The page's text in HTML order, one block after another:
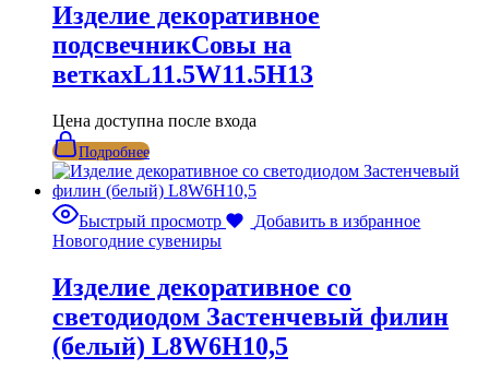
Изделие декоративное
подсвечникСовы на
веткахL11.5W11.5H13
Цена доступна после входа
Подробнее
Быстрый просмотр
Добавить в избранное
Новогодние сувениры
Изделие декоративное со
светодиодом Застенчевый филин
(белый) L8W6H10,5